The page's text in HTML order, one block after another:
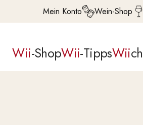
Mein Konto Wein-Shop
Wii-ShopWii-TippsWii